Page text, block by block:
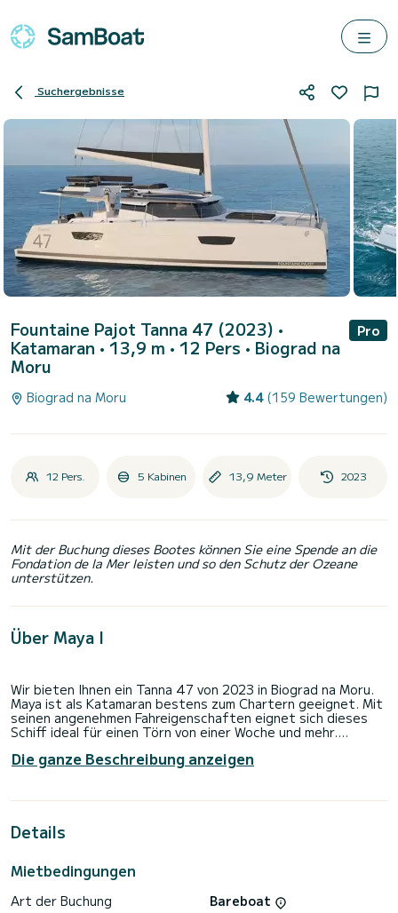
Suchergebnisse
Fountaine Pajot Tanna 47 (2023) •
Katamaran • 13,9 m • 12 Pers • Biograd na
Moru
Pro
Biograd na Moru 4.4 (159 Bewertungen)
12 Pers. 5 Kabinen 13,9 Meter 2023
Mit der Buchung dieses Bootes können Sie eine Spende an die
Fondation de la Mer leisten und so den Schutz der Ozeane
unterstützen.
Über Maya I
Wir bieten Ihnen ein Tanna 47 von 2023 in Biograd na Moru.
Maya ist als Katamaran bestens zum Chartern geeignet. Mit
seinen angenehmen Fahreigenschaften eignet sich dieses
Schiff ideal für einen Törn von einer Woche und mehr.
Das Katamaran ist 14 Meter lang und verfügt über 150 PS.
folgender Ausrüstung ausgestattet: Autopilot, TV,
Elektrowinch, Badeplattform.
Die ganze Beschreibung anzeigen
Details
Mietbedingungen
Art der Buchung
Bareboat